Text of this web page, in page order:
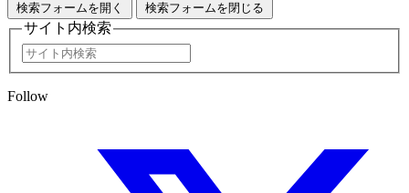
検索フォームを開く 検索フォームを閉じる
サイト内検索
Follow